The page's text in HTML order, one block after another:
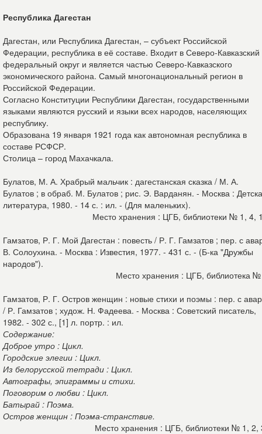
Республика Дагестан
Дагестан, или Республика Дагестан, – субъект Российской
Федерации, республика в её составе. Входит в Северо-Кавказский
федеральный округ и является частью Северо-Кавказского
экономического района. Самый многонациональный регион в
Российской Федерации.
Согласно Конституции Республики Дагестан, государственными
языками являются русский и языки всех народов, населяющих
республику.
Образована 19 января 1921 года как автономная республика в
составе РСФСР.
Столица – город Махачкала.
Булатов, М. А. Храбрый мальчик : дагестанская сказка / М. А.
Булатов ; в обраб. М. Булатов ; рис. Э. Варданян. - Москва :
литература, 1980. - 14 с. : ил. - (Для маленьких).
Место хранения : ЦГБ, библиотеки № 1, 4,
Гамзатов, Р. Г. Мой Дагестан : повесть / Р. Г. Гамзатов ; пер. с
В. Солоухина. - Москва : Известия, 1977. - 431 с. - (Б-ка "Дружбы
народов").
Место хранения : ЦГБ, библиотека
Гамзатов, Р. Г. Остров женщин : новые стихи и поэмы : пер. с
/ Р. Гамзатов ; худож. Н. Фадеева. - Москва : Советский писатель,
1982. - 302 с., [1] л. портр. : ил.
Содержание:
Доброе утро : Цикл.
Городские элегии : Цикл.
Из белорусской тетради : Цикл.
Автографы, эпиграммы и стихи.
Поговорим о любви : Цикл.
Батырай : Поэма.
Остров женщин : Поэма-странствие.
Место хранения : ЦГБ, библиотеки № 1,